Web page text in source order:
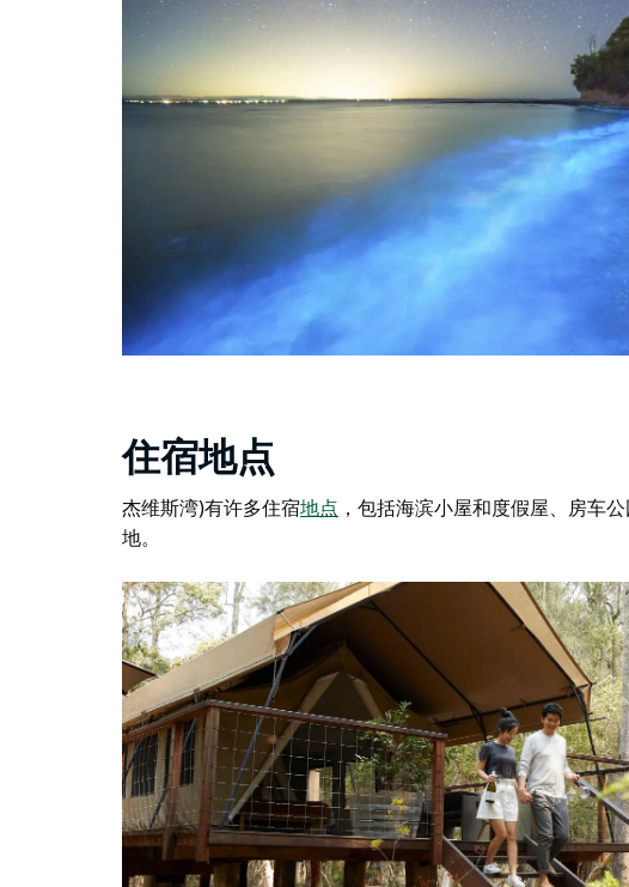
住宿地点
杰维斯湾)有许多住宿地点 ， 包括海滨小屋和度假屋、房车
地。